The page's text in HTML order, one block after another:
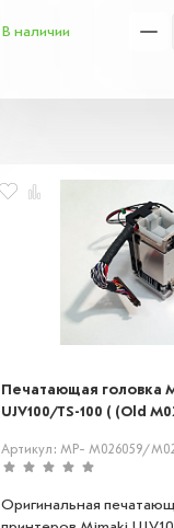
стабильного давления и
В наличии
Печатающая головка
UJV100/TS-100 ( (Old
Артикул: MP- M026059/
Оригинальная